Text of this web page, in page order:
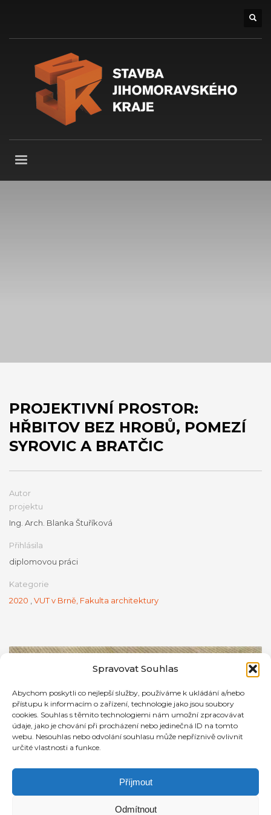
Spravovat Souhlas
Abychom poskytli co nejlepší služby, používáme k ukládání a/nebo
přístupu k informacím o zařízení, technologie jako jsou soubory
cookies. Souhlas s těmito technologiemi nám umožní zpracovávat
údaje, jako je chování při procházení nebo jedinečná ID na tomto
webu. Nesouhlas nebo odvolání souhlasu může nepříznivě ovlivnit
určité vlastnosti a funkce.
Příjmout
Odmítnout
PROJEKTIVNÍ PROSTOR:
HŘBITOV BEZ HROBŮ, POMEZÍ
SYROVIC A BRATČIC
Autor
projektu
Ing. Arch. Blanka Štuříková
Přihlásila
diplomovou práci
Kategorie
2020
VUT v Brně, Fakulta architektury